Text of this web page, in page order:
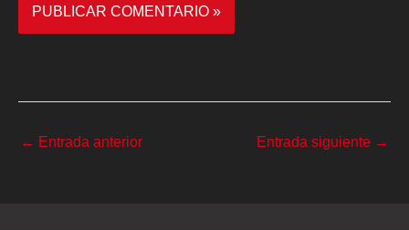
← Entrada anterior Entrada siguiente →